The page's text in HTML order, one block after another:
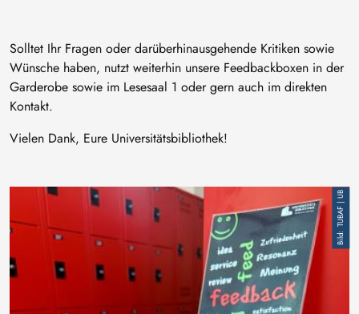
Solltet Ihr Fragen oder darüberhinausgehende Kritiken sowie
Wünsche haben, nutzt weiterhin unsere Feedbackboxen in der
Garderobe sowie im Lesesaal 1 oder gern auch im direkten
Kontakt.
Vielen Dank, Eure Universitätsbibliothek!
TUBAF | UB